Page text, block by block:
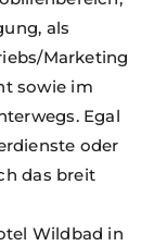
als
Marketing
sowie im
Egal
oder
das breit
Wildbad in